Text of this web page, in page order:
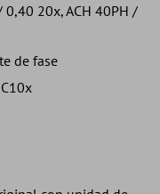
0,40 20x, ACH 40PH /
de fase